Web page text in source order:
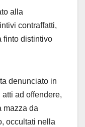
alla
contraffatti,
finto distintivo
denunciato in
ad offendere,
mazza da
occultati nella